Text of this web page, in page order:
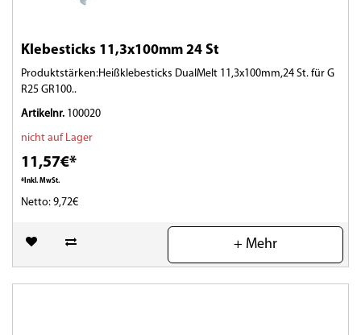
Klebesticks 11,3x100mm 24 St
Produktstärken:Heißklebesticks DualMelt 11,3x100mm,24 St. für G
R25 GR100..
Artikelnr. 100020
nicht auf Lager
11,57€*
*Inkl. MwSt.
Netto: 9,72€
(0)
+ Mehr